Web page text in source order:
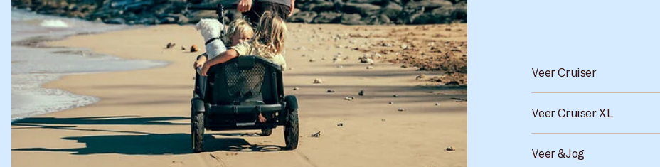
Veer Cruiser
Veer Cruiser XL
Veer &Jog